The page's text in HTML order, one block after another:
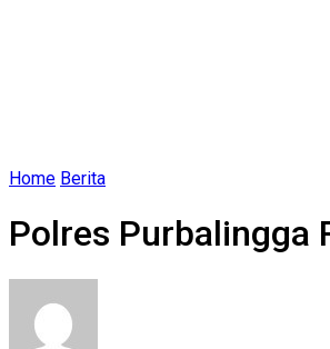
Home Berita
Polres Purbalingga